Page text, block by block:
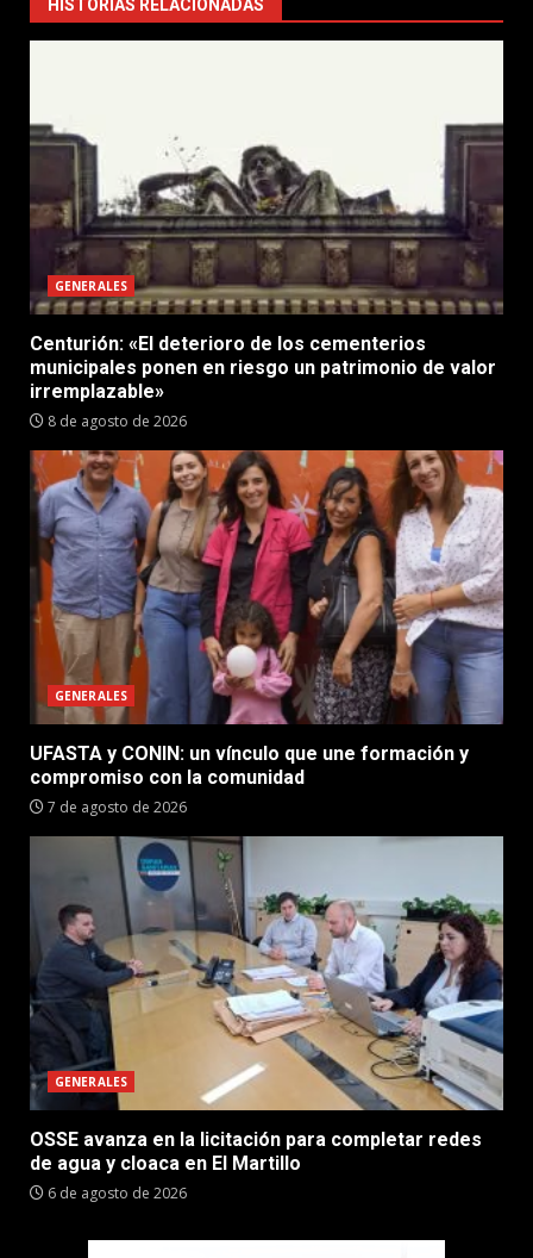
HISTORIAS RELACIONADAS
GENERALES
Centurión: «El deterioro de los cementerios
municipales ponen en riesgo un patrimonio de valor
irremplazable»
8 de agosto de 2026
GENERALES
UFASTA y CONIN: un vínculo que une formación y
compromiso con la comunidad
7 de agosto de 2026
GENERALES
OSSE avanza en la licitación para completar redes
de agua y cloaca en El Martillo
6 de agosto de 2026